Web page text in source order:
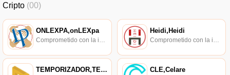
Cripto (00)
ONLEXPA,onLEXpa Heidi,Heidi
TEMPORIZADOR,TEMPORIZADOR CLE,Celare